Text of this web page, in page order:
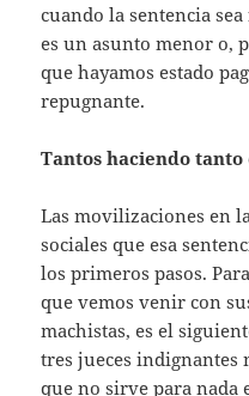
cuando la sentencia
es un asunto menor o,
que hayamos estado
repugnante.
Tantos haciendo tanto
Las movilizaciones en
sociales que esa
los primeros pasos.
que vemos venir con
machistas, es el
tres jueces indignantes
que no sirve para